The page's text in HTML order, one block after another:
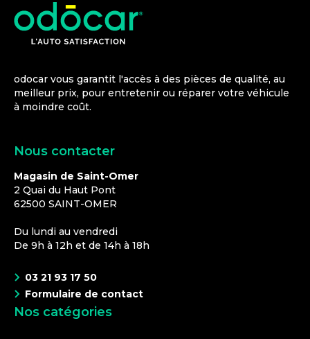
odocar vous garantit l'accès à des pièces de qualité, au
meilleur prix, pour entretenir ou réparer votre véhicule
à moindre coût.
Nous contacter
Magasin de Saint-Omer
2 Quai du Haut Pont
62500 SAINT-OMER
Du lundi au vendredi
De 9h à 12h et de 14h à 18h
03 21 93 17 50
Formulaire de contact
Nos catégories